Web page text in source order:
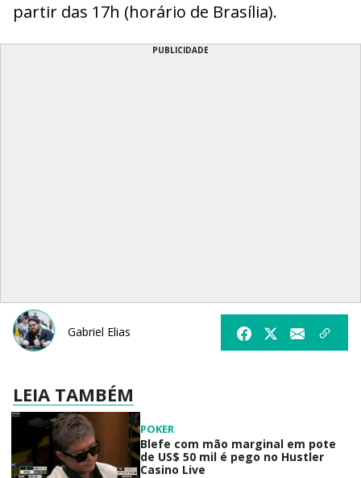
partir das 17h (horário de Brasília).
PUBLICIDADE
Gabriel Elias
LEIA TAMBÉM
POKER
Blefe com mão marginal em pote
de US$ 50 mil é pego no Hustler
Casino Live